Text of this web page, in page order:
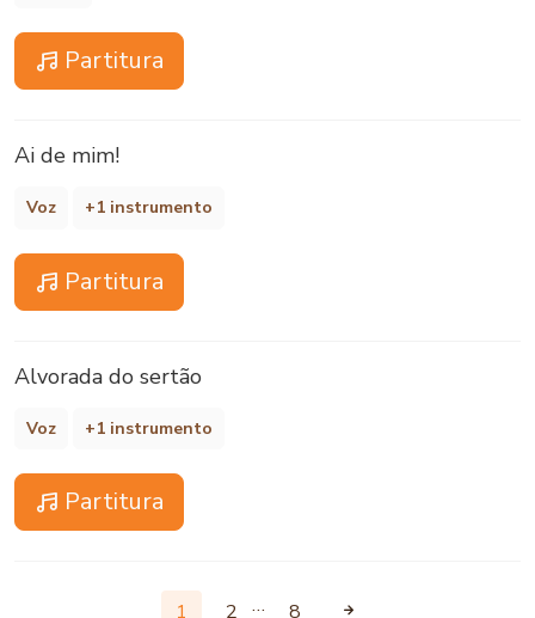
Partitura
Ai de mim!
Voz +1 instrumento
Partitura
Alvorada do sertão
Voz +1 instrumento
Partitura
1 2 … 8